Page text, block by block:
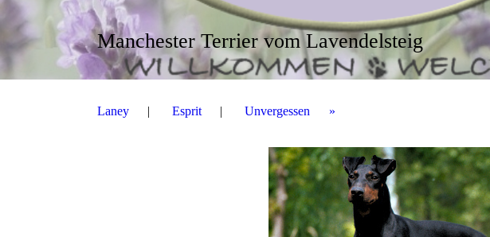
Manchester Terrier vom Lavendelsteig
Laney Esprit Unvergessen